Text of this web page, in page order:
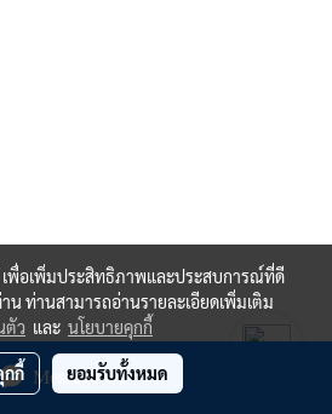
Message Us
เพื่อเพิ่มประสิทธิภาพและประสบการณ์ที่ดี
น ท่านสามารถอ่านรายละเอียดเพิ่มเติม
ตัว และ นโยบายคุกกี้
กกี้ ยอมรับทั้งหมด